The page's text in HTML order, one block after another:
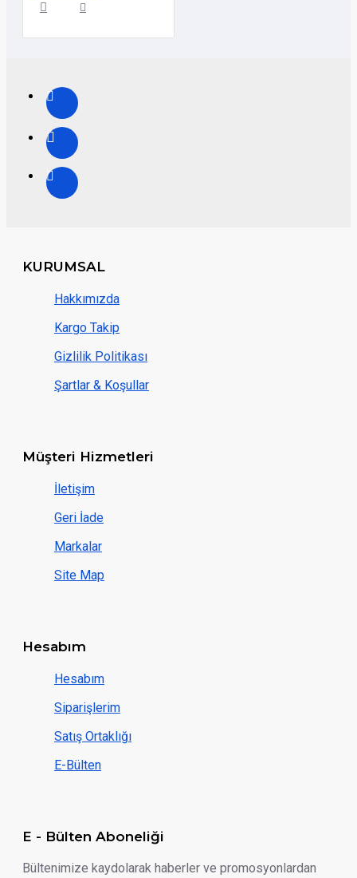
KURUMSAL
Hakkımızda
Kargo Takip
Gizlilik Politikası
Şartlar & Koşullar
Müşteri Hizmetleri
İletişim
Geri İade
Markalar
Site Map
Hesabım
Hesabım
Siparişlerim
Satış Ortaklığı
E-Bülten
E - Bülten Aboneliği
Bültenimize kaydolarak haberler ve promosyonlardan